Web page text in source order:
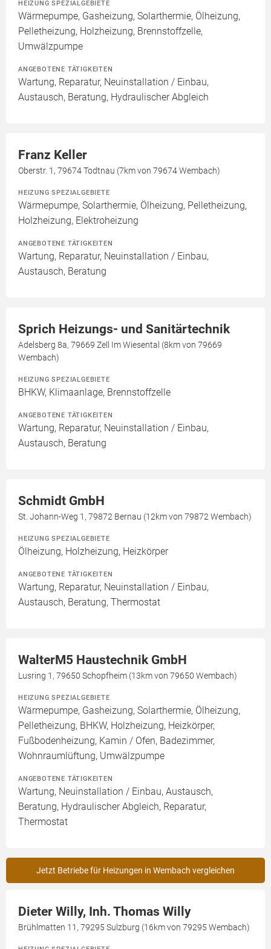
HEIZUNG SPEZIALGEBIETE
Wärmepumpe, Gasheizung, Solarthermie, Ölheizung,
Pelletheizung, Holzheizung, Brennstoffzelle,
Umwälzpumpe
ANGEBOTENE TÄTIGKEITEN
Wartung, Reparatur, Neuinstallation / Einbau,
Austausch, Beratung, Hydraulischer Abgleich
Franz Keller
Oberstr. 1, 79674 Todtnau (7km von 79674 Wembach)
HEIZUNG SPEZIALGEBIETE
Wärmepumpe, Solarthermie, Ölheizung, Pelletheizung,
Holzheizung, Elektroheizung
ANGEBOTENE TÄTIGKEITEN
Wartung, Reparatur, Neuinstallation / Einbau,
Austausch, Beratung
Sprich Heizungs- und Sanitärtechnik
Adelsberg 8a, 79669 Zell Im Wiesental (8km von 79669
Wembach)
HEIZUNG SPEZIALGEBIETE
BHKW, Klimaanlage, Brennstoffzelle
ANGEBOTENE TÄTIGKEITEN
Wartung, Reparatur, Neuinstallation / Einbau,
Austausch, Beratung
Schmidt GmbH
St. Johann-Weg 1, 79872 Bernau (12km von 79872 Wembach)
HEIZUNG SPEZIALGEBIETE
Ölheizung, Holzheizung, Heizkörper
ANGEBOTENE TÄTIGKEITEN
Wartung, Reparatur, Neuinstallation / Einbau,
Austausch, Beratung, Thermostat
WalterM5 Haustechnik GmbH
Lusring 1, 79650 Schopfheim (13km von 79650 Wembach)
HEIZUNG SPEZIALGEBIETE
Wärmepumpe, Gasheizung, Solarthermie, Ölheizung,
Pelletheizung, BHKW, Holzheizung, Heizkörper,
Fußbodenheizung, Kamin / Ofen, Badezimmer,
Wohnraumlüftung, Umwälzpumpe
ANGEBOTENE TÄTIGKEITEN
Wartung, Neuinstallation / Einbau, Austausch,
Beratung, Hydraulischer Abgleich, Reparatur,
Thermostat
Jetzt Betriebe für Heizungen in Wembach vergleichen
Dieter Willy, Inh. Thomas Willy
Brühlmatten 11, 79295 Sulzburg (16km von 79295 Wembach)